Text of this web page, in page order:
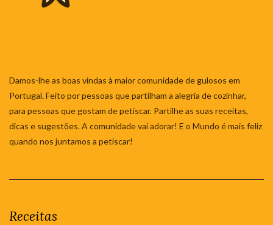
Damos-lhe as boas vindas à maior comunidade de gulosos em
Portugal. Feito por pessoas que partilham a alegria de cozinhar,
para pessoas que gostam de petiscar. Partilhe as suas receitas,
dicas e sugestões. A comunidade vai adorar! E o Mundo é mais feliz
quando nos juntamos a petiscar!
Receitas